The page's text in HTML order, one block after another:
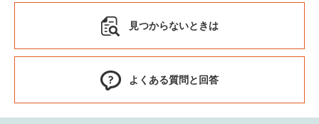
見つからないときは
よくある質問と回答